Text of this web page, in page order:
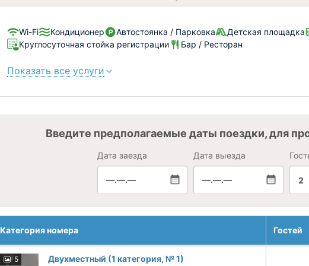
Wi-Fi Кондиционер Автостоянка / Парковка
Детская площадка
Круглосуточная стойка регистрации
Бар / Ресторан
Показать все услуги
Введите предполагаемые даты поездки, для
Дата заезда
—.—.—
Дата выезда
—.—.— 2
Категория номера Гостей
5 Двухместный (1 категория, № 1)